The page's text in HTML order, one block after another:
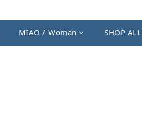
MIAO / Woman SHOP ALL